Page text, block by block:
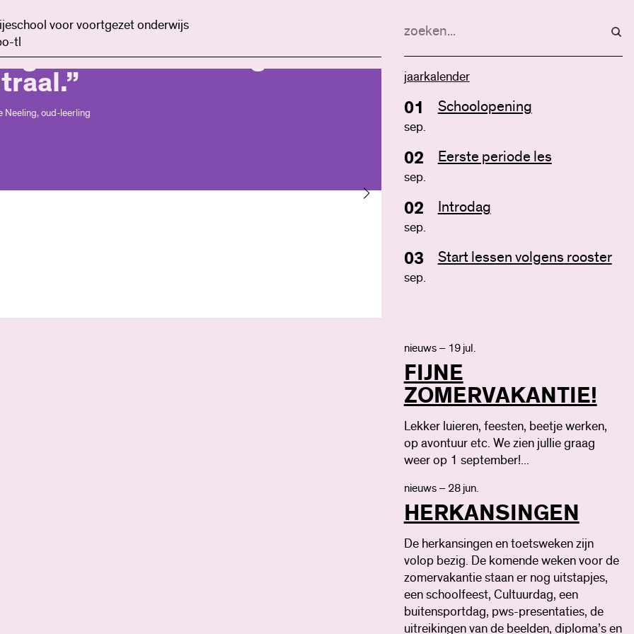
voor voortgezet onderwijs
tl
het Rudolf Steiner
staat de leerling
Neeling, oud-leerling
“Dankzij deze
onze zoon zich
een fijn mens
interesses en
Ouder van oud-leerling
jaarkalender
01
sep.
Schoolopening
door alle docenten en volgen een
apart programma
02
sep.
Eerste periode les
02
sep.
Introdag
03
sep.
Start lessen volgens rooster
nieuws – 19 jul.
FIJNE
ZOMERVAKANTIE!
Lekker luieren, feesten, beetje werken,
op avontuur etc. We zien jullie graag
weer op 1 september!...
nieuws – 28 jun.
HERKANSINGEN
De herkansingen en toetsweken zijn
volop bezig. De komende weken voor de
zomervakantie staan er nog uitstapjes,
een schoolfeest, Cultuurdag, een
buitensportdag, pws-presentaties, de
uitreikingen van de beelden, diploma’s en